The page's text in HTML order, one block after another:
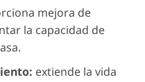
mejora de
la capacidad de
extiende la vida